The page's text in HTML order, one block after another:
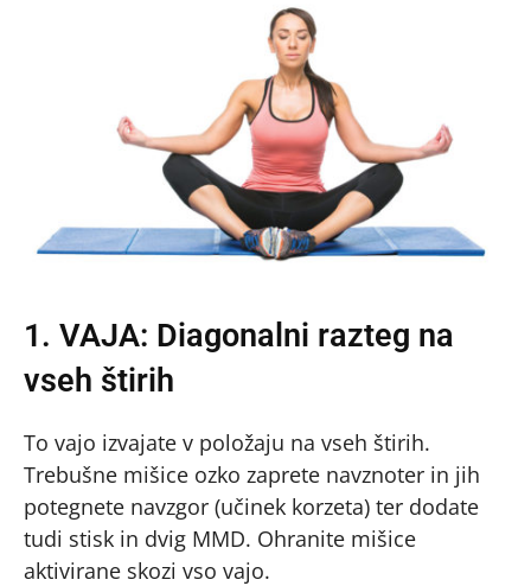
1. VAJA: Diagonalni razteg na
vseh štirih
To vajo izvajate v položaju na vseh štirih.
Trebušne mišice ozko zaprete navznoter in jih
potegnete navzgor (učinek korzeta) ter dodate
tudi stisk in dvig MMD. Ohranite mišice
aktivirane skozi vso vajo.